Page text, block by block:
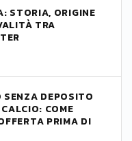
STORIA, ORIGINE
TRA
SENZA DEPOSITO
COME
PRIMA DI